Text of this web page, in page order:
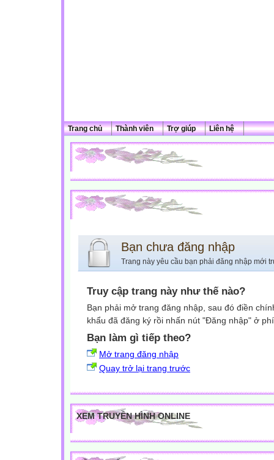
Trang chủ Thành viên Trợ giúp Liên hệ
Bạn chưa đăng nhập
Trang này yêu cầu bạn phải đăng nhập mới
Truy cập trang này như thế nào?
Bạn phải mở trang đăng nhập, sau đó điền
khẩu đã đăng ký rồi nhấn nút "Đăng nhập" ở
Bạn làm gì tiếp theo?
Mở trang đăng nhập
Quay trở lại trang trước
XEM TRUYỀN HÌNH ONLINE